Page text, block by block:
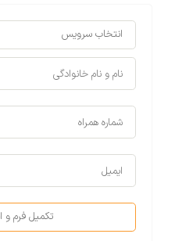
تکمیل فرم و